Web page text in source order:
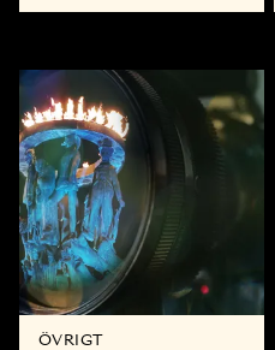
ÖVRIGT